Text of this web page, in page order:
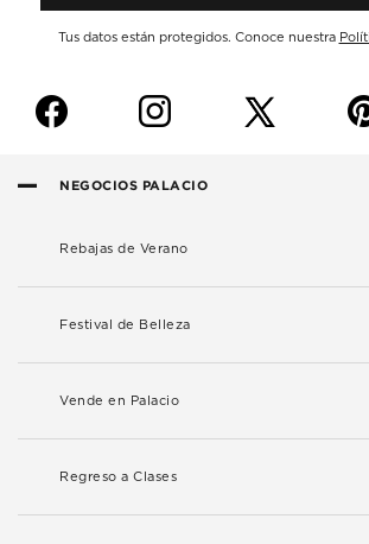
Tus datos están protegidos. Conoce nuestra
f i
NEGOCIOS PALACIO
Rebajas de Verano
Festival de Belleza
Vende en Palacio
Regreso a Clases